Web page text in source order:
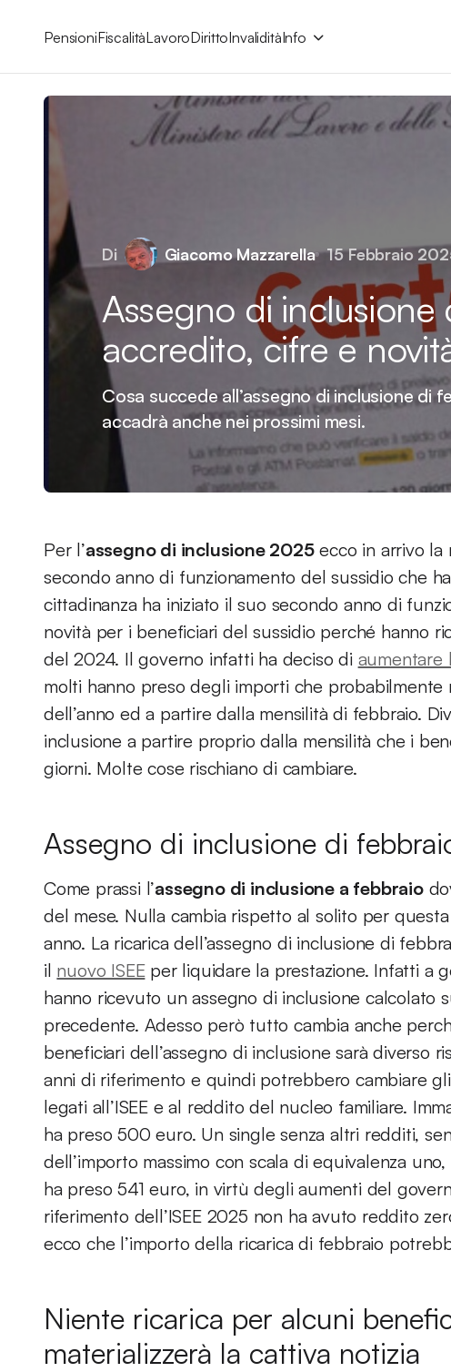
PensioniFiscalitàLavoroDirittoInvaliditàInfo
Di Giacomo Mazzarella 15 Febbraio
Assegno di inclusione
accredito, cifre e
Cosa succede all’assegno di inclusione di
accadrà anche nei prossimi mesi.
Per l’assegno di inclusione 2025ecco in arrivo la
secondo anno di funzionamento del sussidio che
cittadinanza ha iniziato il suo secondo anno di
novità per i beneficiari del sussidio perché hanno
del 2024. Il governo infatti ha deciso di aumentare
molti hanno preso degli importi che
dell’anno ed a partire dalla mensilità di febbraio.
inclusione a partire proprio dalla mensilità che i
giorni. Molte cose rischiano di cambiare.
Assegno di inclusione di
Come prassi l’assegno di inclusione a febbraio
del mese. Nulla cambia rispetto al solito per
anno. La ricarica dell’assegno di inclusione di
il nuovo ISEEper liquidare la prestazione. Infatti a
hanno ricevuto un assegno di inclusione calcolato
precedente. Adesso però tutto cambia anche
beneficiari dell’assegno di inclusione sarà diverso
anni di riferimento e quindi potrebbero cambiare
legati all’ISEE e al reddito del nucleo familiare.
ha preso 500 euro. Un single senza altri redditi,
dell’importo massimo con scala di equivalenza
ha preso 541 euro, in virtù degli aumenti del
riferimento dell’ISEE 2025 non ha avuto reddito
ecco che l’importo della ricarica di febbraio
Niente ricarica per alcuni
materializzerà la cattiva notizia